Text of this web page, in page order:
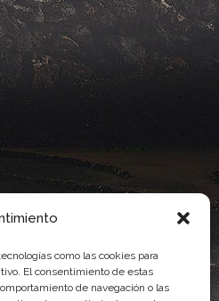
como las cookies para
El consentimiento de estas
de navegación o las